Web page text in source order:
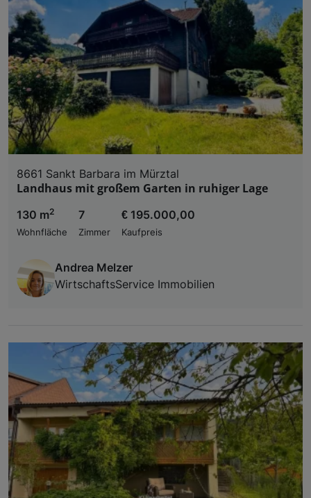
8661 Sankt Barbara im Mürztal
Landhaus mit großem Garten in ruhiger Lage
130 m2
Wohnfläche
7
Zimmer
€ 195.000,00
Kaufpreis
Andrea Melzer
WirtschaftsService Immobilien